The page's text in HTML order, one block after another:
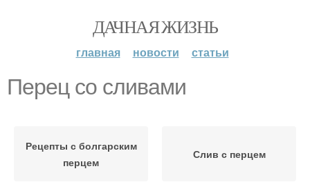
ДАЧНАЯ ЖИЗНЬ
главная новости статьи
Перец со сливами
Рецепты с болгарским
перцем
Слив с перцем